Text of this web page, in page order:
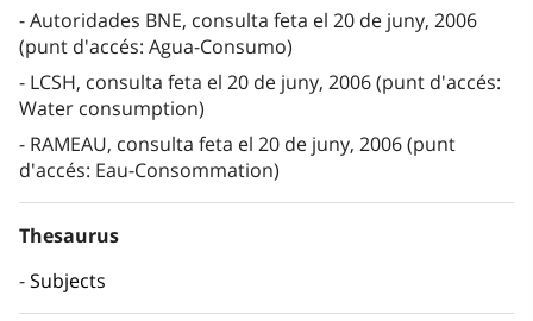
Autoridades BNE, consulta feta el 20 de juny, 2006
(punt d'accés: Agua-Consumo)
LCSH, consulta feta el 20 de juny, 2006 (punt d'accés:
Water consumption)
RAMEAU, consulta feta el 20 de juny, 2006 (punt
d'accés: Eau-Consommation)
Thesaurus
Subjects